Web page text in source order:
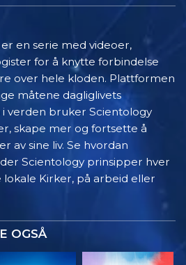
er en serie med videoer,
for å knytte forbindelse
over hele kloden. Plattformen
måtene dagliglivets
verden bruker Scientology
skape mer og fortsette å
av sine liv. Se hvordan
Scientology prinsipper hver
lokale Kirker, på arbeid eller
OGSÅ